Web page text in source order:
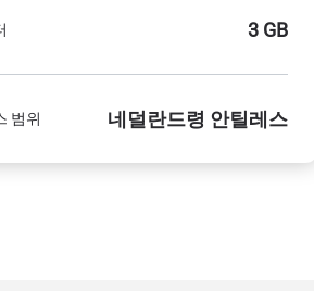
3 GB
범위 네덜란드령 안틸레스